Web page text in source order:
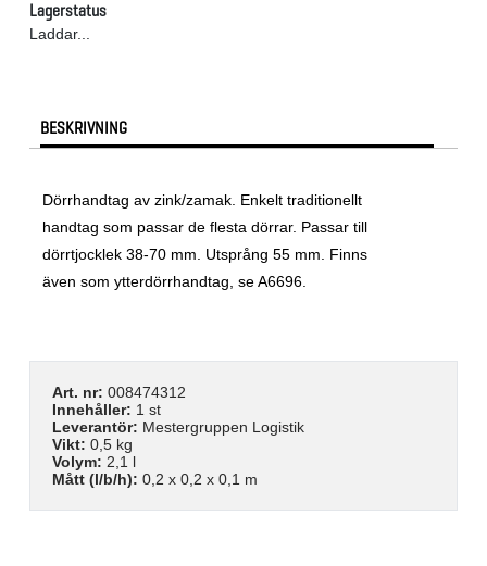
Lagerstatus
Laddar...
BESKRIVNING
Dörrhandtag av zink/zamak. Enkelt traditionellt
handtag som passar de flesta dörrar. Passar till
dörrtjocklek 38-70 mm. Utsprång 55 mm. Finns
även som ytterdörrhandtag, se A6696.
Art. nr: 008474312
Innehåller: 1 st
Leverantör: Mestergruppen Logistik
Vikt: 0,5 kg
Volym: 2,1 l
Mått (l/b/h): 0,2 x 0,2 x 0,1 m